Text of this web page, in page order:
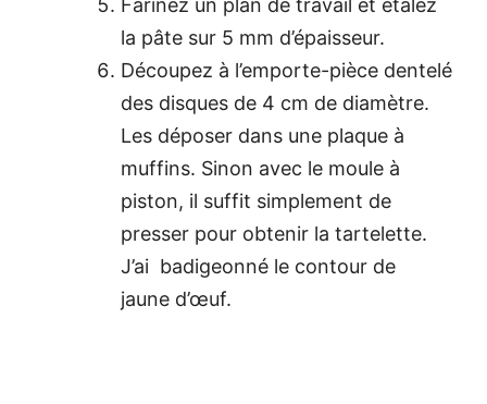
Farinez un plan de travail et étalez
la pâte sur 5 mm d’épaisseur.
Découpez à l’emporte-pièce dentelé
des disques de 4 cm de diamètre.
Les déposer dans une plaque à
muffins. Sinon avec le moule à
piston, il suffit simplement de
presser pour obtenir la tartelette.
J’ai badigeonné le contour de
jaune d’œuf.